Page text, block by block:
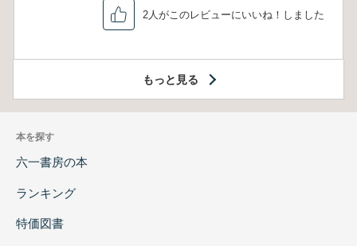
2人がこのレビューにいいね！しました
もっと見る
本を探す
六一書房の本
ランキング
特価図書